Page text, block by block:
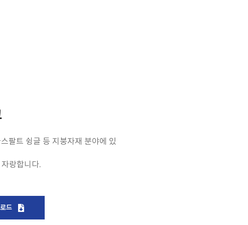
팔트 슁글 등 지붕자재 분야에 있
랑합니다.
드